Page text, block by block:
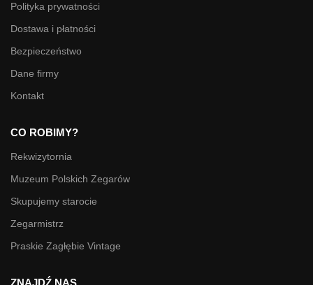
Polityka prywatności
Dostawa i płatności
Bezpieczeństwo
Dane firmy
Kontakt
CO ROBIMY?
Rekwizytornia
Muzeum Polskich Zegarów
Skupujemy starocie
Zegarmistrz
Praskie Zagłębie Vintage
ZNAJDŹ NAS